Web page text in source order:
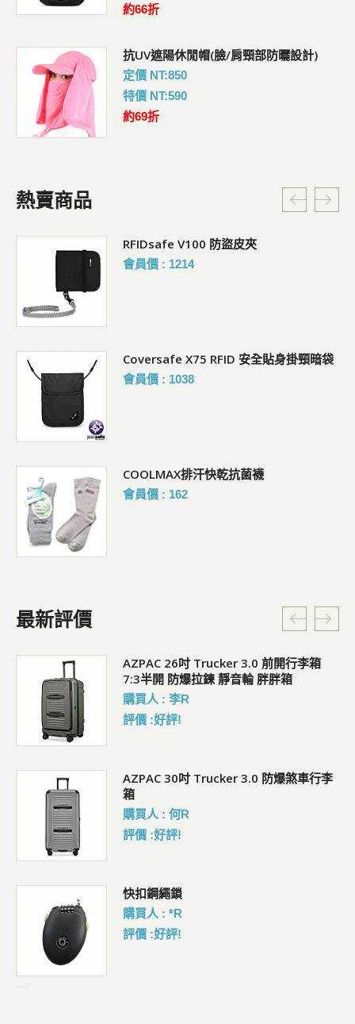
約66折
抗UV遮陽休閒帽(臉/肩頸部防曬設計)
定價 NT:850
特價 NT:590
約69折
熱賣商品
RFIDsafe V100 防盜皮夾
會員價 : 1214
Coversafe X75 RFID 安全貼身掛頸暗袋
會員價 : 1038
COOLMAX排汗快乾抗菌襪
會員價 : 162
最新評價
AZPAC 26吋 Trucker 3.0 前開行李箱
7:3半開 防爆拉鍊 靜音輪 胖胖箱
購買人 : 李R
評價 :好評!
AZPAC 30吋 Trucker 3.0 防爆煞車行李
箱
購買人 : 何R
評價 :好評!
快扣鋼繩鎖
購買人 : *R
評價 :好評!